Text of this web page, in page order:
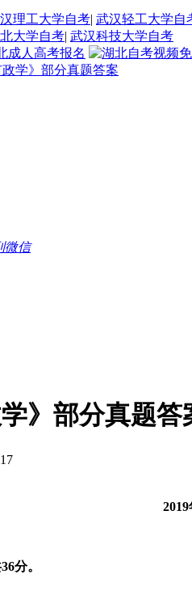
理工大学自考| 武汉轻工大学自
大学自考| 武汉科技大学自考
学》部分真题答案
微信
》部分真题答
分。